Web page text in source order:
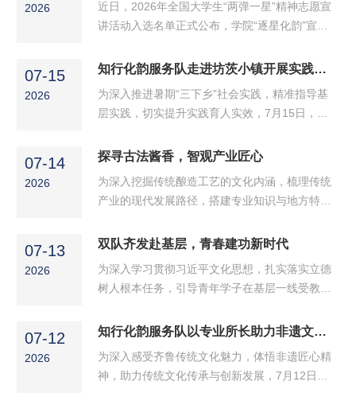
2026
近日，2026年全国大学生“两弹一星”精神志愿宣
讲活动入选名单正式公布，学院“逐星化韵”宣讲
青年志愿者行动指导中心、中国核工业集团有限
经评审遴选出1500支入选团队。近日，2026年全
国大学生“两弹一星”精神志愿宣讲活动入选名单
级志愿宣讲团。该活动由团中央青年志愿者行动
指导中心、中国核工业集团有限公司共同组织开
展，...
07-15
2026
知行化韵服务队走进坊茨小镇开展实践调研
为深入推进暑期“三下乡”社会实践，精准指导基
层实践，切实提升实践育人实效，7月15日，学
小镇指导知行化韵服务队开展暑期社会实践活
参加。坊茨小镇坐落于潍坊市坊子区，依托百年
胶济铁路积淀丰厚红色资源，留存德日建筑群、
动与革命奋斗历程。服务队立足红色阵地开展历
史调研与文化传承实践，实地走访展馆、...
07-14
2026
探寻古法酱香，智观产业匠心
为深入挖掘传统酿造工艺的文化内涵，梳理传统
产业的现代发展路径，搭建专业知识与地方特色
赴山东巧媳妇食品集团有限公司，开展集产业调
离体悟古法酿造非遗魅力与现代化食品化工产业
融合创新的丰硕成果。在工作人员的介绍下，队
油、食醋等调味品的千年酿造渊源与发展历程。
从古法选料、自然晾晒、长期发酵到传统制酱工
序，...
07-13
2026
双队齐发赴基层，青春建功新时代
为深入学习贯彻习近平文化思想，扎实落实立德
树人根本任务，引导青年学子在基层一线受教
乡”社会实践队——心乡汇服务队、知行化韵服务
区，围绕传统文化保护传承、基层科普惠民、红
色文化研学等主题开展系列实践活动。心乡汇服
07-12
2026
知行化韵服务队以专业所长助力非遗文化活化传承
为深入感受齐鲁传统文化魅力，体悟非遗匠心精
神，助力传统文化传承与创新发展，7月12日，